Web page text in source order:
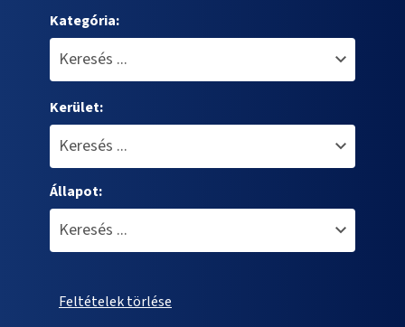
Kategória:
Kerület:
Állapot:
Feltételek törlése